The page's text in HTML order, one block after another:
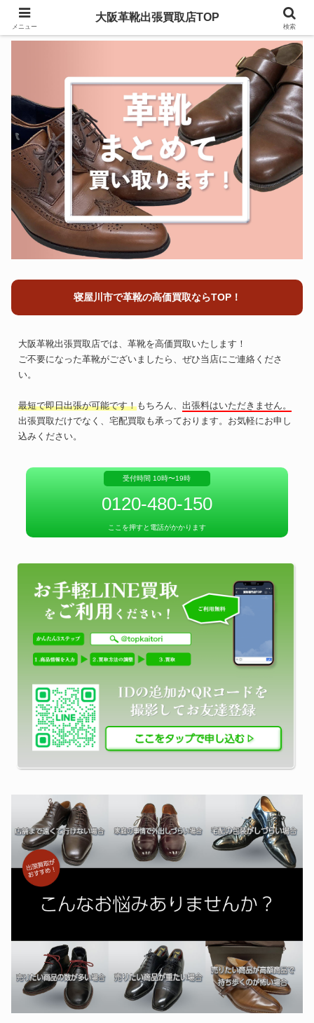
寝屋川市で革靴の高価買取ならTOP！
大阪革靴出張買取店では、革靴を高価買取いたします！
ご不要になった革靴がございましたら、ぜひ当店にご連絡くださ
い。
最短で即日出張が可能です！もちろん、 出張料はいただきません。
出張買取だけでなく、宅配買取も承っております。お気軽にお申し
込みください。
受付時間 10時〜19時
0120-480-150
ここを押すと電話がかかります
メニュー
大阪革靴出張買取店TOP
検索